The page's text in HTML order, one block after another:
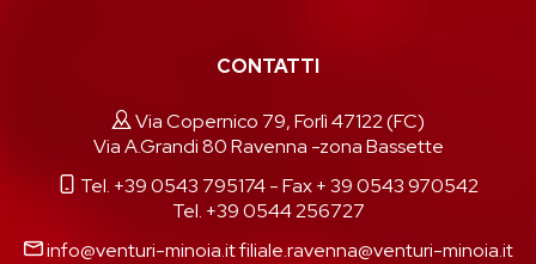
CONTATTI
Via Copernico 79, Forlì 47122 (FC)
Via A.Grandi 80 Ravenna -zona Bassette
Tel. +39 0543 795174- Fax + 39 0543 970542
Tel. +39 0544 256727
info@venturi-minoia.itfiliale.ravenna@venturi-minoia.it